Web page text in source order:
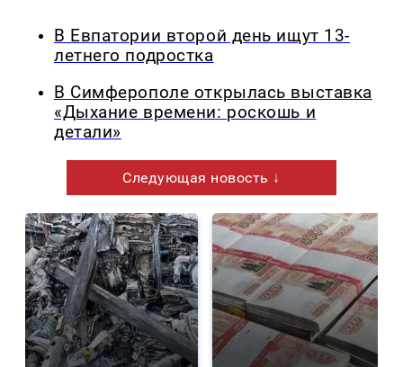
В Евпатории второй день ищут 13-
летнего подростка
В Симферополе открылась выставка
«Дыхание времени: роскошь и
детали»
Следующая новость ↓